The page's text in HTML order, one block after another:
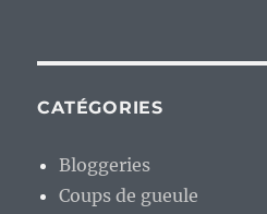
CATÉGORIES
Bloggeries
Coups de gueule